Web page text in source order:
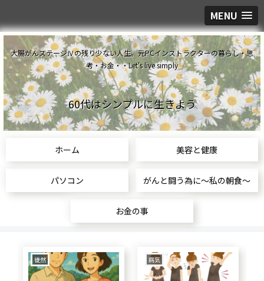
MENU
大腸がんステージⅣの残り少ない人生。元PCインストラクターの暮らし・思
考・お金・・Let's live simply
60代はシンプルに生きよう
ホーム 美容と健康
パソコン がんと闘う為に～私の朝食～
お金の事
食生活 美容と健康